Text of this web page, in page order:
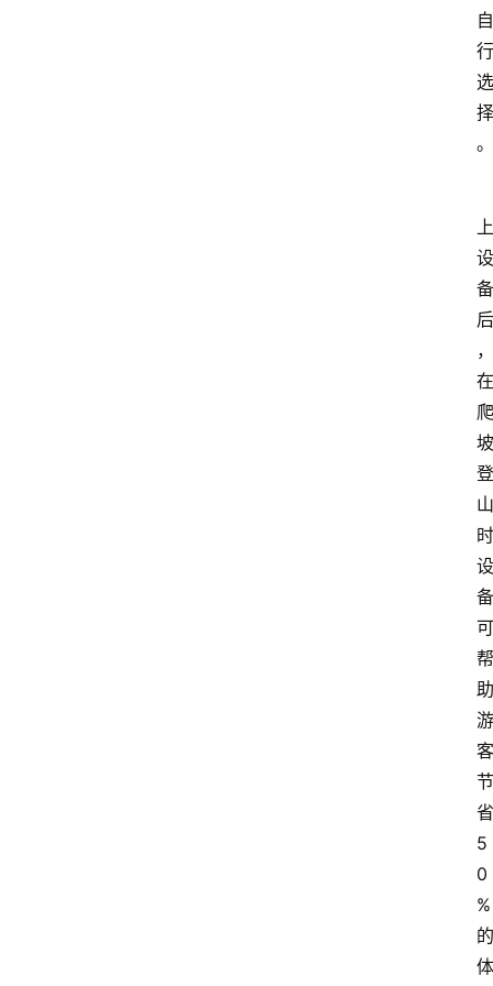
自
行
选
择
。
上
设
备
后
，
在
爬
坡
登
山
时
设
备
可
帮
助
游
客
节
省
5
0
%
的
体